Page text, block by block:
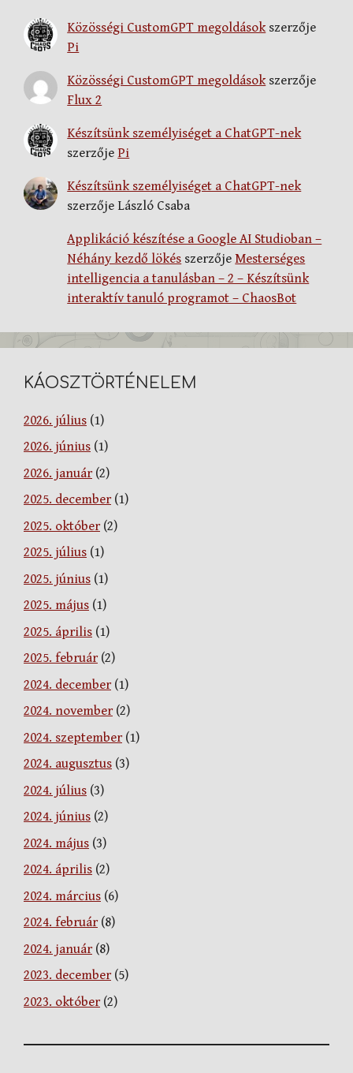
Közösségi CustomGPT megoldásokszerzője
Pi
Közösségi CustomGPT megoldásokszerzője
Flux 2
Készítsünk személyiséget a ChatGPT-nek
szerzője Pi
Készítsünk személyiséget a ChatGPT-nek
szerzője László Csaba
Applikáció készítése a Google AI Studioban –
Néhány kezdő lökés szerzőjeMesterséges
intelligencia a tanulásban – 2 – Készítsünk
interaktív tanuló programot – ChaosBot
KÁOSZTÖRTÉNELEM
2026. július (1)
2026. június (1)
2026. január(2)
2025. december(1)
2025. október(2)
2025. július (1)
2025. június (1)
2025. május (1)
2025. április (1)
2025. február(2)
2024. december(1)
2024. november(2)
2024. szeptember(1)
2024. augusztus (3)
2024. július (3)
2024. június (2)
2024. május (3)
2024. április (2)
2024. március (6)
2024. február(8)
2024. január(8)
2023. december(5)
2023. október(2)